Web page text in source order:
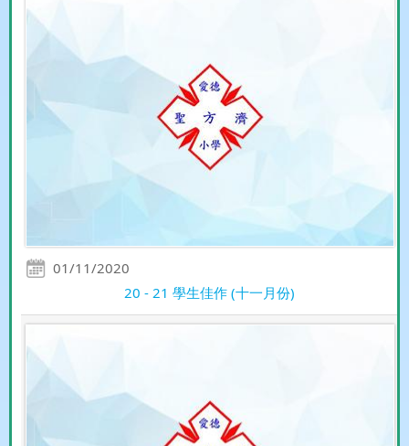
01/11/2020
20 - 21 學生佳作 (十一月份)